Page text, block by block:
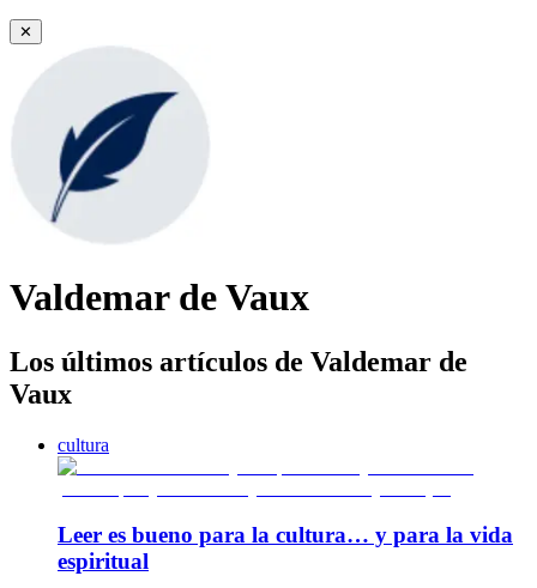
✕
Valdemar de Vaux
Los últimos artículos de Valdemar de
Vaux
cultura
Leer es bueno para la cultura… y para la vida
espiritual